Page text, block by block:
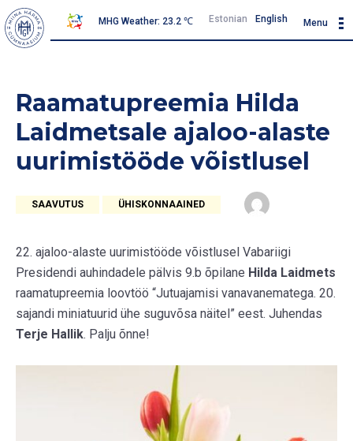
MHG Weather: 23.2 ℃ Estonian English Menu
Raamatupreemia Hilda
Laidmetsale ajaloo-alaste
uurimistööde võistlusel
SAAVUTUS ÜHISKONNAAINED
22. ajaloo-alaste uurimistööde võistlusel Vabariigi
Presidendi auhindadele pälvis 9.b õpilane Hilda Laidmets
raamatupreemia loovtöö “Jutuajamisi vanavanematega. 20.
sajandi miniatuurid ühe suguvõsa näitel” eest. Juhendas
Terje Hallik. Palju õnne!